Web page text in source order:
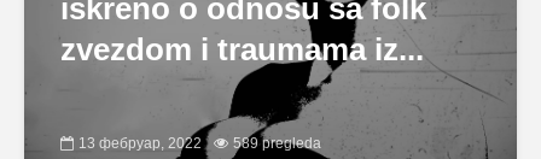
iskreno o odnosu sa folk
zvezdom i traumama iz...
13 фебруар, 2022 589 pregleda